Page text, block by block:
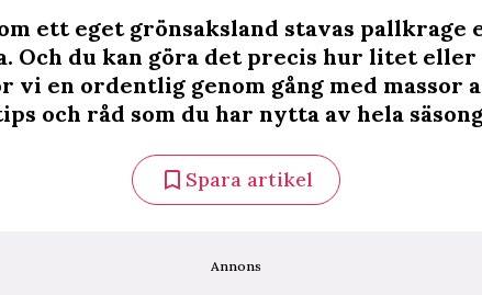
ett eget grönsaksland stavas pallkrage
Och du kan göra det precis hur litet
vi en ordentlig genom gång med massor
och råd som du har nytta av hela
Spara artikel
Annons